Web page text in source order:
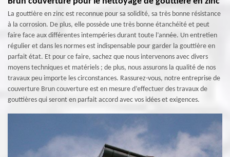
La gouttière en zinc est reconnue pour sa solidité, sa très bonne résistance
à la corrosion. De plus, elle possède une très bonne étanchéité et peut
faire face aux différentes intempéries durant toute l’année. Un entretien
régulier et dans les normes est indispensable pour garder la gouttière en
parfait état. Et pour ce faire, sachez que nous intervenons avec divers
moyens techniques et matériels ; de plus, nous assurons la qualité de nos
travaux peu importe les circonstances. Rassurez-vous, notre entreprise de
couverture Brun couverture est en mesure d’effectuer des travaux de
gouttières qui seront en parfait accord avec vos idées et exigences.